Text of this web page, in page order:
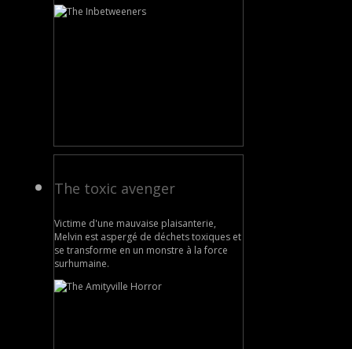
The toxic avenger
Victime d'une mauvaise plaisanterie,
Melvin est aspergé de déchets toxiques et
se transforme en un monstre à la force
surhumaine.